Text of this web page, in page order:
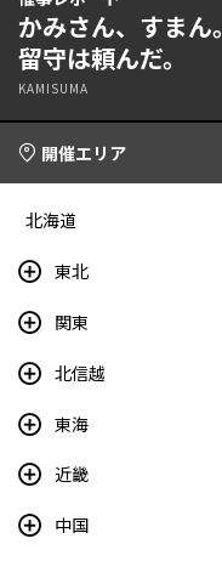
かみさん、すまん。
留守は頼んだ。
KAMISUMA
開催エリア
北海道
東北
関東
北信越
東海
近畿
中国